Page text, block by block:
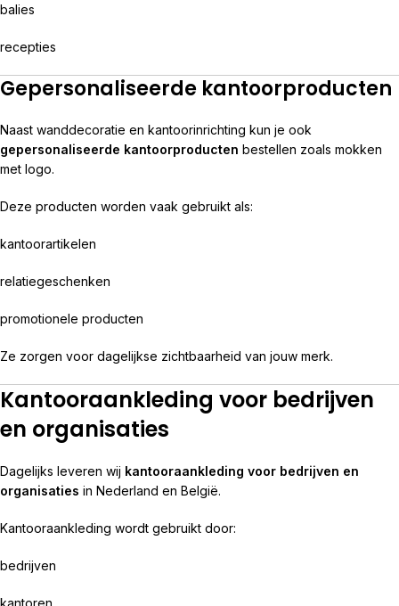
balies
recepties
Gepersonaliseerde kantoorproducten
Naast wanddecoratie en kantoorinrichting kun je ook
gepersonaliseerde kantoorproducten bestellen zoals mokken
met logo.
Deze producten worden vaak gebruikt als:
kantoorartikelen
relatiegeschenken
promotionele producten
Ze zorgen voor dagelijkse zichtbaarheid van jouw merk.
Kantooraankleding voor bedrijven
en organisaties
Dagelijks leveren wij kantooraankleding voor bedrijven en
organisaties in Nederland en België.
Kantooraankleding wordt gebruikt door:
bedrijven
kantoren